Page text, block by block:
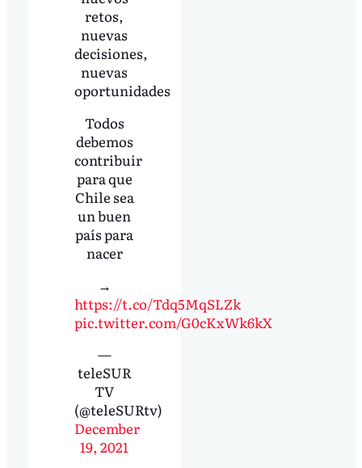
retos,
nuevas
decisiones,
nuevas
oportunidades
Todos
debemos
contribuir
para que
Chile sea
un buen
país para
nacer
→
https://t.co/Tdq5MqSLZk
pic.twitter.com/G0cKxWk6kX
—
teleSUR
TV
(@teleSURtv)
December
19, 2021